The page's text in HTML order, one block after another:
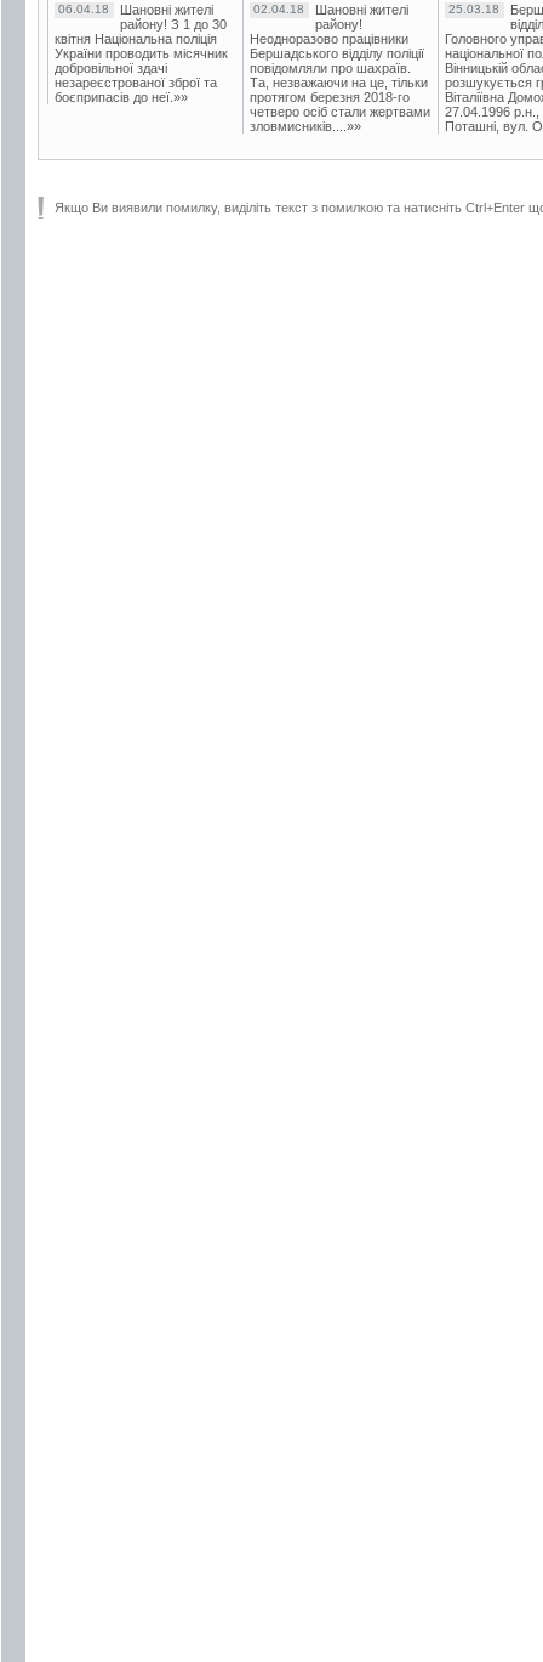
06.04.18
Шановні жителі
району! З 1 до 30
квітня Національна поліція
України проводить місячник
добровільної здачі
незареєстрованої зброї та
боєприпасів до неї.»»
02.04.18
Шановні жителі
району!
Неодноразово працівники
Бершадського відділу поліції
повідомляли про шахраїв.
Та, незважаючи на це, тільки
протягом березня 2018-го
четверо осіб стали жертвами
зловмисників....»»
25.03.18
Головного
національної
Вінницькій
розшукується
Віталіївна
27.04.1996 р.н.,
Поташні, вул.
Якщо Ви виявили помилку, виділіть текст з помилкою та натисніть Ctrl+Enter